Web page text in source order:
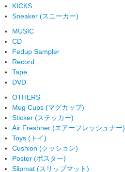
KICKS
Sneaker (スニーカー)
MUSIC
CD
Fedup Sampler
Record
Tape
DVD
OTHERS
Mug Cups (マグカップ)
Sticker (ステッカー)
Air Freshner (エアーフレッシュナー)
Toys (トイ)
Cushion (クッション)
Poster (ポスター)
Slipmat (スリップマット)